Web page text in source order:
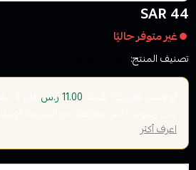
44 SAR
غير متوفر حاليًا
تصنيف المنتج:
11.00 ر.س
اعرف أكثر